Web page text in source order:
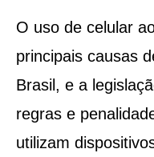
O uso de celular
principais causas
Brasil, e a
regras e
utilizam